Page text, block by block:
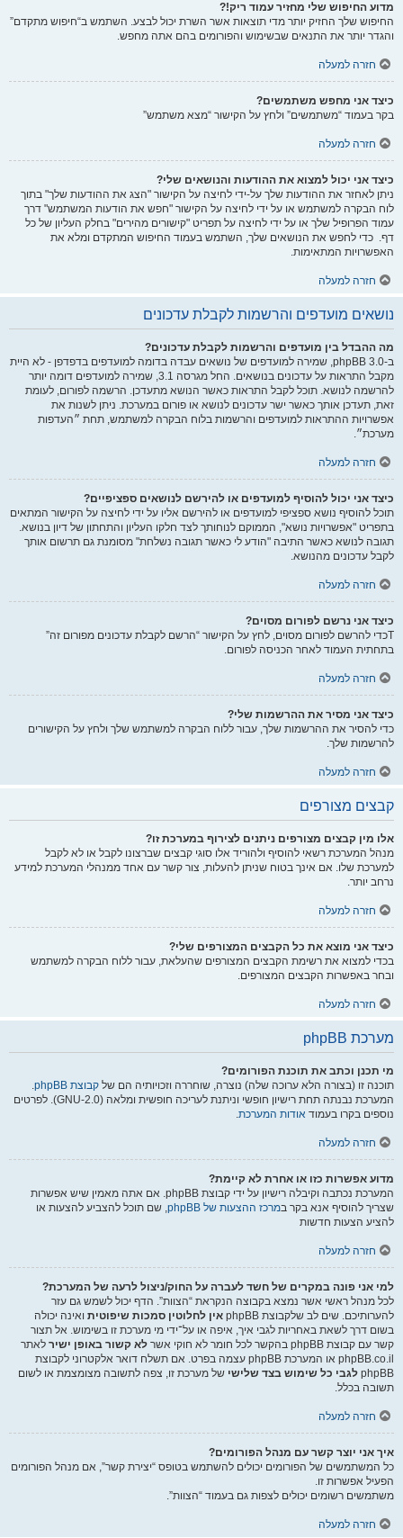
מדוע החיפוש שלי מחזיר עמוד ריק!?
החיפוש שלך החזיק יותר מדי תוצאות אשר השרת יכול לבצע. השתמש ב“חיפוש מתקדם”
והגדר יותר את התנאים שבשימוש והפורומים בהם אתה מחפש.
חזרה למעלה
כיצד אני מחפש משתמשים?
בקר בעמוד “משתמשים” ולחץ על הקישור “מצא משתמש”
חזרה למעלה
כיצד אני יכול למצוא את ההודעות והנושאים שלי?
ניתן לאחזר את ההודעות שלך על-ידי לחיצה על הקישור "הצג את ההודעות שלך" בתוך
לוח הבקרה למשתמש או על ידי לחיצה על הקישור "חפש את הודעות המשתמש" דרך
עמוד הפרופיל שלך או על ידי לחיצה על תפריט "קישורים מהירים" בחלק העליון של כל
דף. כדי לחפש את הנושאים שלך, השתמש בעמוד החיפוש המתקדם ומלא את
האפשרויות המתאימות.
חזרה למעלה
נושאים מועדפים והרשמות לקבלת עדכונים
מה ההבדל בין מועדפים והרשמות לקבלת עדכונים?
ב-phpBB 3.0, שמירה למועדפים של נושאים עבדה בדומה למועדפים בדפדפן - לא היית
מקבל התראות על עדכונים בנושאים. החל מגרסה 3.1, שמירה למועדפים דומה יותר
להרשמה לנושא. תוכל לקבל התראות כאשר הנושא מתעדכן. הרשמה לפורום, לעומת
זאת, תעדכן אותך כאשר ישר עדכונים לנושא או פורום במערכת. ניתן לשנות את
אפשרויות ההתראות למועדפים והרשמות בלוח הבקרה למשתמש, תחת ״העדפות
מערכת״.
חזרה למעלה
כיצד אני יכול להוסיף למועדפים או להירשם לנושאים ספציפיים?
תוכל להוסיף נושא ספציפי למועדפים או להירשם אליו על ידי לחיצה על הקישור המתאים
בתפריט "אפשרויות נושא", הממוקם לנוחותך לצד חלקו העליון והתחתון של דיון בנושא.
תגובה לנושא כאשר התיבה "הודע לי כאשר תגובה נשלחת" מסומנת גם תרשום אותך
לקבל עדכונים מהנושא.
חזרה למעלה
כיצד אני נרשם לפורום מסוים?
Tכדי להרשם לפורום מסוים, לחץ על הקישור “הרשם לקבלת עדכונים מפורום זה”
בתחתית העמוד לאחר הכניסה לפורום.
חזרה למעלה
כיצד אני מסיר את ההרשמות שלי?
כדי להסיר את ההרשמות שלך, עבור ללוח הבקרה למשתמש שלך ולחץ על הקישורים
להרשמות שלך.
חזרה למעלה
קבצים מצורפים
אלו מין קבצים מצורפים ניתנים לצירוף במערכת זו?
מנהל המערכת רשאי להוסיף ולהוריד אלו סוגי קבצים שברצונו לקבל או לא לקבל
למערכת שלו. אם אינך בטוח שניתן להעלות, צור קשר עם אחד ממנהלי המערכת למידע
נרחב יותר.
חזרה למעלה
כיצד אני מוצא את כל הקבצים המצורפים שלי?
בכדי למצוא את רשימת הקבצים המצורפים שהעלאת, עבור ללוח הבקרה למשתמש
ובחר באפשרות הקבצים המצורפים.
חזרה למעלה
מערכת phpBB
מי תכנן וכתב את תוכנת הפורומים?
תוכנה זו (בצורה הלא ערוכה שלה) נוצרה, שוחררה וזכויותיה הם של קבוצת phpBB
.
המערכת נבנתה תחת רישיון חופשי וניתנת לעריכה חופשית ומלאה (GNU-2.0). לפרטים
נוספים בקרו בעמוד אודות המערכת.
חזרה למעלה
מדוע אפשרות כזו או אחרת לא קיימת?
המערכת נכתבה וקיבלה רישיון על ידי קבוצת phpBB. אם אתה מאמין שיש אפשרות
שצריך להוסיף אנא בקר במרכז ההצעות של phpBB
, שם תוכל להצביע להצעות או
להציע הצעות חדשות
חזרה למעלה
למי אני פונה במקרים של חשד לעברה על החוק/ניצול לרעה של המערכת?
לכל מנהל ראשי אשר נמצא בקבוצה הנקראת “הצוות”. הדף יכול לשמש גם עזר
להערותיכם. שים לב שלקבוצת phpBB
אין לחלוטין סמכות שיפוטית ואינה יכולה
בשום דרך לשאת באחריות לגבי איך, איפה או על־ידי מי מערכת זו בשימוש. אל תצור
קשר עם קבוצת phpBB בהקשר לכל חומר לא חוקי אשר
לא קשור באופן ישיר לאתר
phpBB.co.il או המערכת phpBB עצמה בפרט. אם תשלח דואר אלקטרוני לקבוצת
phpBB לגבי כל שימוש בצד שלישי של מערכת זו, צפה לתשובה מצומצמת או לשום
תשובה בכלל.
חזרה למעלה
איך אני יוצר קשר עם מנהל הפורומים?
כל המשתמשים של הפורומים יכולים להשתמש בטופס “יצירת קשר”, אם מנהל הפורומים
הפעיל אפשרות זו.
משתמשים רשומים יכולים לצפות גם בעמוד “הצוות”.
חזרה למעלה